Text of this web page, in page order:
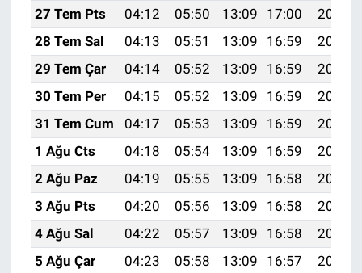
27 Tem Pts
04:12 05:50 13:09 17:00
20:19
28 Tem Sal
04:13 05:51 13:09 16:59
20:18
29 Tem Çar
04:14 05:52 13:09 16:59
20:17
30 Tem Per
04:15 05:52 13:09 16:59
20:16
31 Tem Cum
04:17 05:53 13:09 16:59
20:15
1 Ağu Cts
04:18 05:54 13:09 16:59
20:14
2 Ağu Paz
04:19 05:55 13:09 16:58
20:13
3 Ağu Pts
04:20 05:56 13:09 16:58
20:12
4 Ağu Sal
04:22 05:57 13:09 16:58
20:11
5 Ağu Çar
04:23 05:58 13:09 16:57
20:10